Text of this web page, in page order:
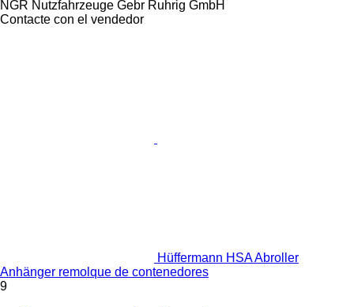
NGR Nutzfahrzeuge Gebr Ruhrig GmbH
Contacte con el vendedor
Hüffermann HSA Abroller
Anhänger remolque de contenedores
9